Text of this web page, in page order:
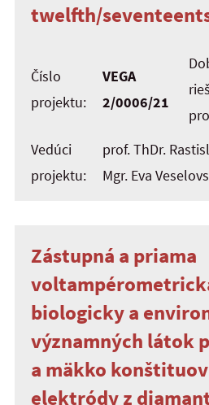
twelfth/
Číslo
projektu:
VEGA
2/0006/21
Vedúci
projektu:
prof. ThDr.
Mgr. Eva
Zástupná a priama
biologicky a
významných látok
a mäkko
elektródy z